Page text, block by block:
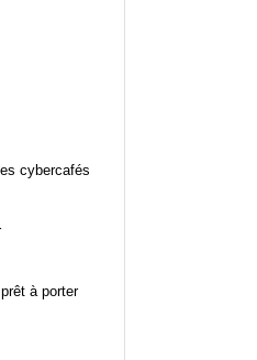
cybercafés
à porter